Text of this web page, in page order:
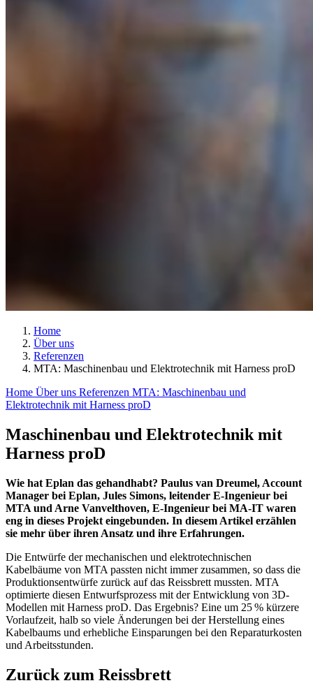
Home
Über uns
Referenzen
MTA: Maschinenbau und Elektrotechnik mit Harness proD
Home Über uns Referenzen MTA: Maschinenbau und
Elektrotechnik mit Harness proD
Maschinenbau und Elektrotechnik mit
Harness proD
Wie hat Eplan das gehandhabt? Paulus van Dreumel, Account
Manager bei Eplan, Jules Simons, leitender E-Ingenieur bei
MTA und Arne Vanvelthoven, E-Ingenieur bei MA-IT waren
eng in dieses Projekt eingebunden. In diesem Artikel erzählen
sie mehr über ihren Ansatz und ihre Erfahrungen.
Die Entwürfe der mechanischen und elektrotechnischen
Kabelbäume von MTA passten nicht immer zusammen, so dass die
Produktionsentwürfe zurück auf das Reissbrett mussten. MTA
optimierte diesen Entwurfsprozess mit der Entwicklung von 3D-
Modellen mit Harness proD. Das Ergebnis? Eine um 25 % kürzere
Vorlaufzeit, halb so viele Änderungen bei der Herstellung eines
Kabelbaums und erhebliche Einsparungen bei den Reparaturkosten
und‏ Arbeitsstunden.
Zurück zum Reissbrett